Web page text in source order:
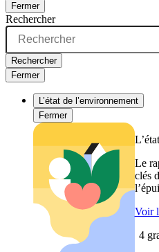
Fermer
Rechercher
Rechercher
Fermer
L’état de l’environnement
Fermer
Le
clés
Voir
4